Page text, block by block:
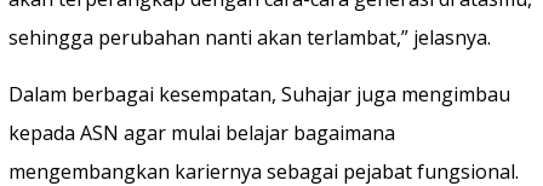
sehingga perubahan nanti akan terlambat,” jelasnya.
Dalam berbagai kesempatan, Suhajar juga mengimbau
kepada ASN agar mulai belajar bagaimana
mengembangkan kariernya sebagai pejabat fungsional.